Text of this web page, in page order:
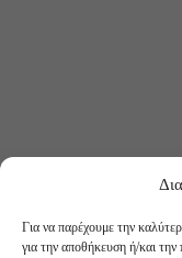
Για να παρέχουμε την
για την αποθήκευση ή/και